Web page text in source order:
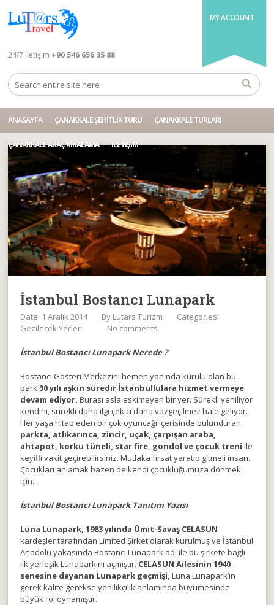
MY ACCOUNT
24/7 İletişim +90 546 656 35 88
ANASAYFA ÇANAKKALE ŞEHITLIK TURU ÇANAKKALE TURLARI
ÇANAKKALE ARAÇ KIRALAMA İLETIŞIM
İstanbul Bostancı Lunapark
Date: 1 Aralık 2014 By Lutars Turizm
Categories:
Gezilecek Yerler
No comments
İstanbul Bostancı Lunapark Nerede ?
Bostancı Gösteri Merkezini hemen yanında kurulu olan bu
park30 yılı aşkın süredir İstanbullulara hizmet vermeye
devam ediyor. Burası asla eskimeyen bir yer. Sürekli yeniliyor
kendini, sürekli daha ilgi çekici daha vazgeçilmez hale geliyor.
Her yaşa hitap eden bir çok oyuncağı içerisinde bulunduran
parkta, atlıkarınca, zincir, uçak, çarpışan araba,
ahtapot, korku tüneli, star fire, gondol ve çocuk treni ile
keyifli vakit geçirebilirsiniz. Mutlaka fırsat yaratıp gitmeli insan.
Çocukları anlamak bazen de kendi çocukluğumuza dönmek
için..
İstanbul Bostancı Lunapark Tanıtım Yazısı
Luna Lunapark, 1983 yılında Ümit-Savaş CELASUN
kardeşler tarafından Limited Şirket olarak kurulmuş ve İstanbul
Anadolu yakasında Bostancı Lunapark adı ile bu şirkete bağlı
ilk yerleşik Lunaparkını açmıştır. CELASUN Ailesinin 1940
senesine dayanan Lunapark geçmişi, Luna Lunapark’ın
gerek kalite gerekse yenilikçilik anlamında büyümesinde
büyük rol oynamıştır.